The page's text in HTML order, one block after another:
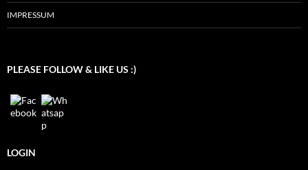
IMPRESSUM
PLEASE FOLLOW & LIKE US :)
LOGIN